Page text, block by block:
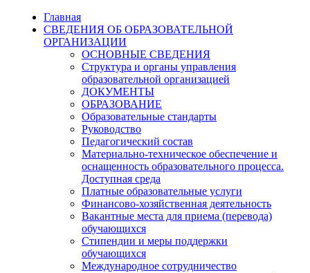
Главная
СВЕДЕНИЯ ОБ ОБРАЗОВАТЕЛЬНОЙ
ОРГАНИЗАЦИИ
ОСНОВНЫЕ СВЕДЕНИЯ
Структура и органы управления
образовательной организацией
ДОКУМЕНТЫ
ОБРАЗОВАНИЕ
Образовательные стандарты
Руководство
Педагогический состав
Материально-техническое обеспечение и
оснащенность образовательного процесса.
Доступная среда
Платные образовательные услуги
Финансово-хозяйственная деятельность
Вакантные места для приема (перевода)
обучающихся
Стипендии и меры поддержки
обучающихся
Международное сотрудничество